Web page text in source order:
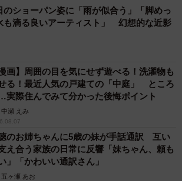
のショーパン姿に「雨が似合う」「脚めっ
も滴る良いアーティスト」 幻想的な近影
漫画】周囲の目を気にせず遊べる！洗濯物も
る！最近人気の戸建ての「中庭」 ところ
実際住んでみて分かった後悔ポイント
中瀬 えみ
のお姉ちゃんに5歳の妹が手話通訳 互い
え合う家族の日常に反響「妹ちゃん、頼も
」「かわいい通訳さん」
五ヶ瀬 あお